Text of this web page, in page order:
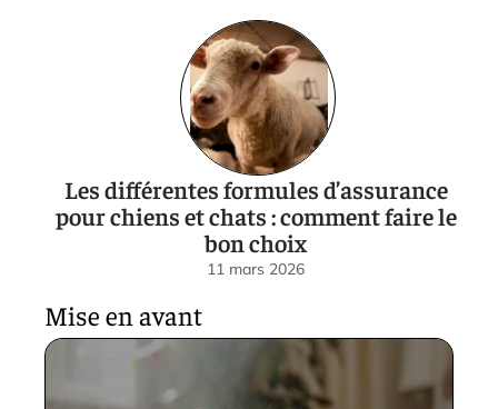
Les différentes formules d’assurance
pour chiens et chats : comment faire le
bon choix
11 mars 2026
Mise en avant